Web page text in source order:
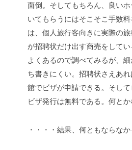
面倒。そしてもちろん、良い
いてもらうにはそこそこ手数
は、個人旅行客向きに実際の
が招聘状だけ出す商売をして
よくあるので調べてみるが、
ち書きにくい。招聘状さえあ
館でビザが申請できる。そし
ビザ発行は無料である。何とか
・・・・結果、何ともならなか